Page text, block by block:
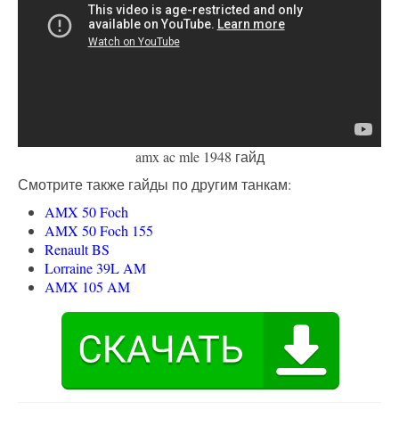
amx ac mle 1948 гайд
Смотрите также гайды по другим танкам:
AMX 50 Foch
AMX 50 Foch 155
Renault BS
Lorraine 39L AM
AMX 105 AM